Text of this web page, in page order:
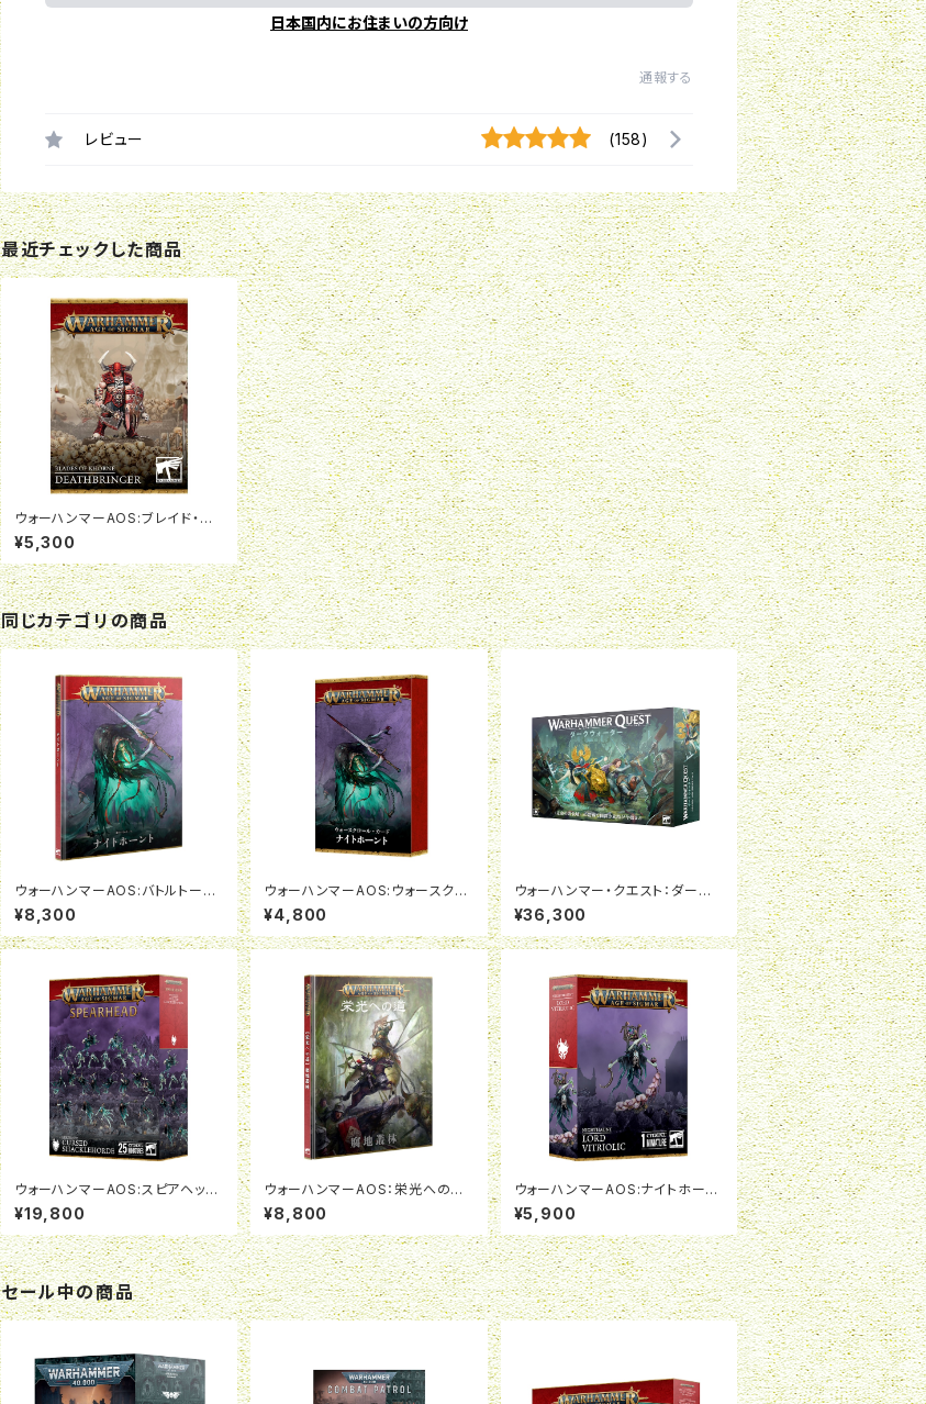
日本国内にお住まいの方向け
通報する
レビュー (158)
最近チェックした商品
ウォーハンマーAOS:ブレイド・オ
ヴ・コーン:デスブリンガー
¥5,300
同じカテゴリの商品
ウォーハンマーAOS:バトルトーム:
ナイトホーント(日本語版)
¥8,300
ウォーハンマーAOS:ウォースクロ
ールカード:ナイトホーント(日本語
版)
¥4,800
ウォーハンマー・クエスト：ダーク
ウォーター（日本語版）
¥36,300
ウォーハンマーAOS:スピアヘッド:
ナイトホーント:呪われし咎者の群
れ
¥19,800
ウォーハンマーAOS：栄光への道：
腐地叢林（日本語版）
¥8,800
ウォーハンマーAOS:ナイトホーン
ト:ロード・ヴィトリオリック
¥5,900
セール中の商品